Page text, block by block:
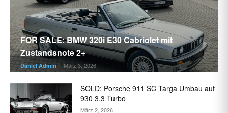
FOR SALE: BMW 320i E30 Cabriolet mit
Zustandsnote 2+
Daniel Admin - März 3, 2026
SOLD: Porsche 911 SC Targa Umbau auf
930 3,3 Turbo
März 2, 2026